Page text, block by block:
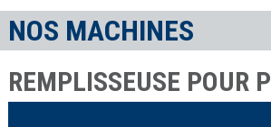
NOS MACHINES
REMPLISSEUSE POUR